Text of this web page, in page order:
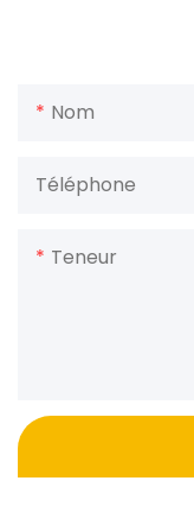
Nom
Téléphone
Teneur